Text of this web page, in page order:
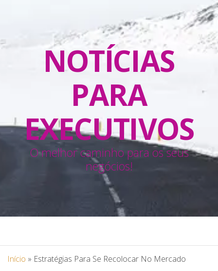
NOTÍCIAS
PARA
EXECUTIVOS
O melhor caminho para os seus
negócios!
Início » Estratégias Para Se Recolocar No Mercado